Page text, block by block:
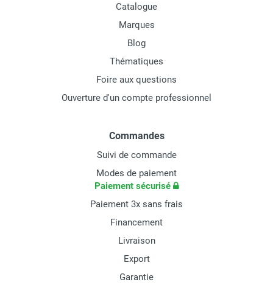
Catalogue
Marques
Blog
Thématiques
Foire aux questions
Ouverture d'un compte professionnel
Commandes
Suivi de commande
Modes de paiement
Paiement sécurisé
Paiement 3x sans frais
Financement
Livraison
Export
Garantie